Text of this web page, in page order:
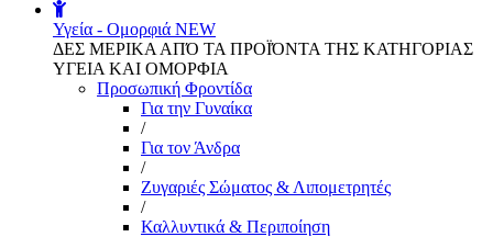
Υγεία - Ομορφιά NEW
ΔΕΣ ΜΕΡΙΚΑ ΑΠΌ ΤΑ ΠΡΟΪΌΝΤΑ ΤΗΣ ΚΑΤΗΓΟΡΙΑΣ
ΥΓΕΙΑ ΚΑΙ ΟΜΟΡΦΙΑ
Προσωπική Φροντίδα
Για την Γυναίκα
/
Για τον Άνδρα
/
Ζυγαριές Σώματος & Λιπομετρητές
/
Καλλυντικά & Περιποίηση